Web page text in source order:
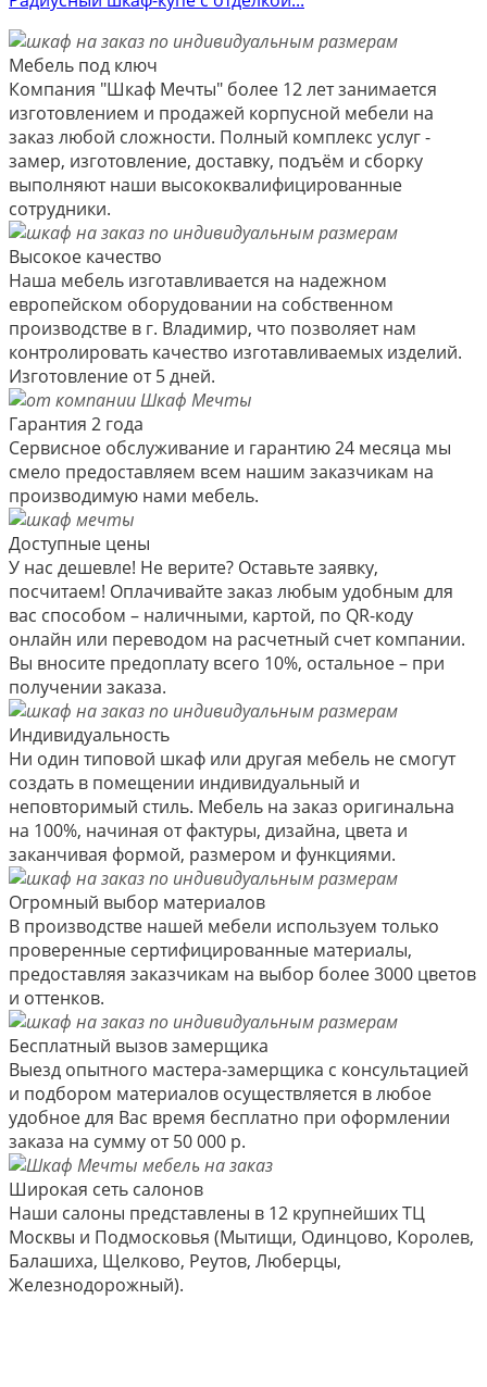
Мебель под ключ
Компания "Шкаф Мечты" более 12 лет занимается
изготовлением и продажей корпусной мебели на
заказ любой сложности. Полный комплекс услуг -
замер, изготовление, доставку, подъём и сборку
выполняют наши высококвалифицированные
сотрудники.
Высокое качество
Наша мебель изготавливается на надежном
европейском оборудовании на собственном
производстве в г. Владимир, что позволяет нам
контролировать качество изготавливаемых изделий.
Изготовление от 5 дней.
Гарантия 2 года
Сервисное обслуживание и гарантию 24 месяца мы
смело предоставляем всем нашим заказчикам на
производимую нами мебель.
Доступные цены
У нас дешевле! Не верите? Оставьте заявку,
посчитаем! Оплачивайте заказ любым удобным для
вас способом – наличными, картой, по QR-коду
онлайн или переводом на расчетный счет компании.
Вы вносите предоплату всего 10%, остальное – при
получении заказа.
Индивидуальность
Ни один типовой шкаф или другая мебель не смогут
создать в помещении индивидуальный и
неповторимый стиль. Мебель на заказ оригинальна
на 100%, начиная от фактуры, дизайна, цвета и
заканчивая формой, размером и функциями.
Огромный выбор материалов
В производстве нашей мебели используем только
проверенные сертифицированные материалы,
предоставляя заказчикам на выбор более 3000 цветов
и оттенков.
Бесплатный вызов замерщика
Выезд опытного мастера-замерщика с консультацией
и подбором материалов осуществляется в любое
удобное для Вас время бесплатно при оформлении
заказа на сумму от 50 000 р.
Широкая сеть салонов
Наши салоны представлены в 12 крупнейших ТЦ
Москвы и Подмосковья (Мытищи, Одинцово, Королев,
Балашиха, Щелково, Реутов, Люберцы,
Железнодорожный).